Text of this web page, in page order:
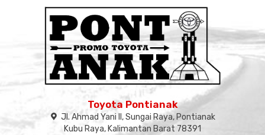
Toyota Pontianak
Jl. Ahmad Yani II, Sungai Raya, Pontianak
Kubu Raya, Kalimantan Barat 78391